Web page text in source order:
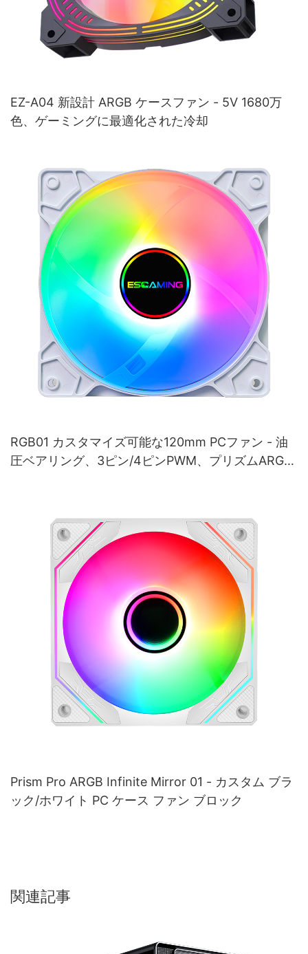
EZ-A04 新設計 ARGB ケースファン - 5V 1680万
色、ゲーミングに最適化された冷却
RGB01 カスタマイズ可能な120mm PCファン - 油
圧ベアリング、3ピン/4ピンPWM、プリズムARGB
Prism Pro ARGB Infinite Mirror 01 - カスタム ブラ
ック/ホワイト PC ケース ファン ブロック
関連記事